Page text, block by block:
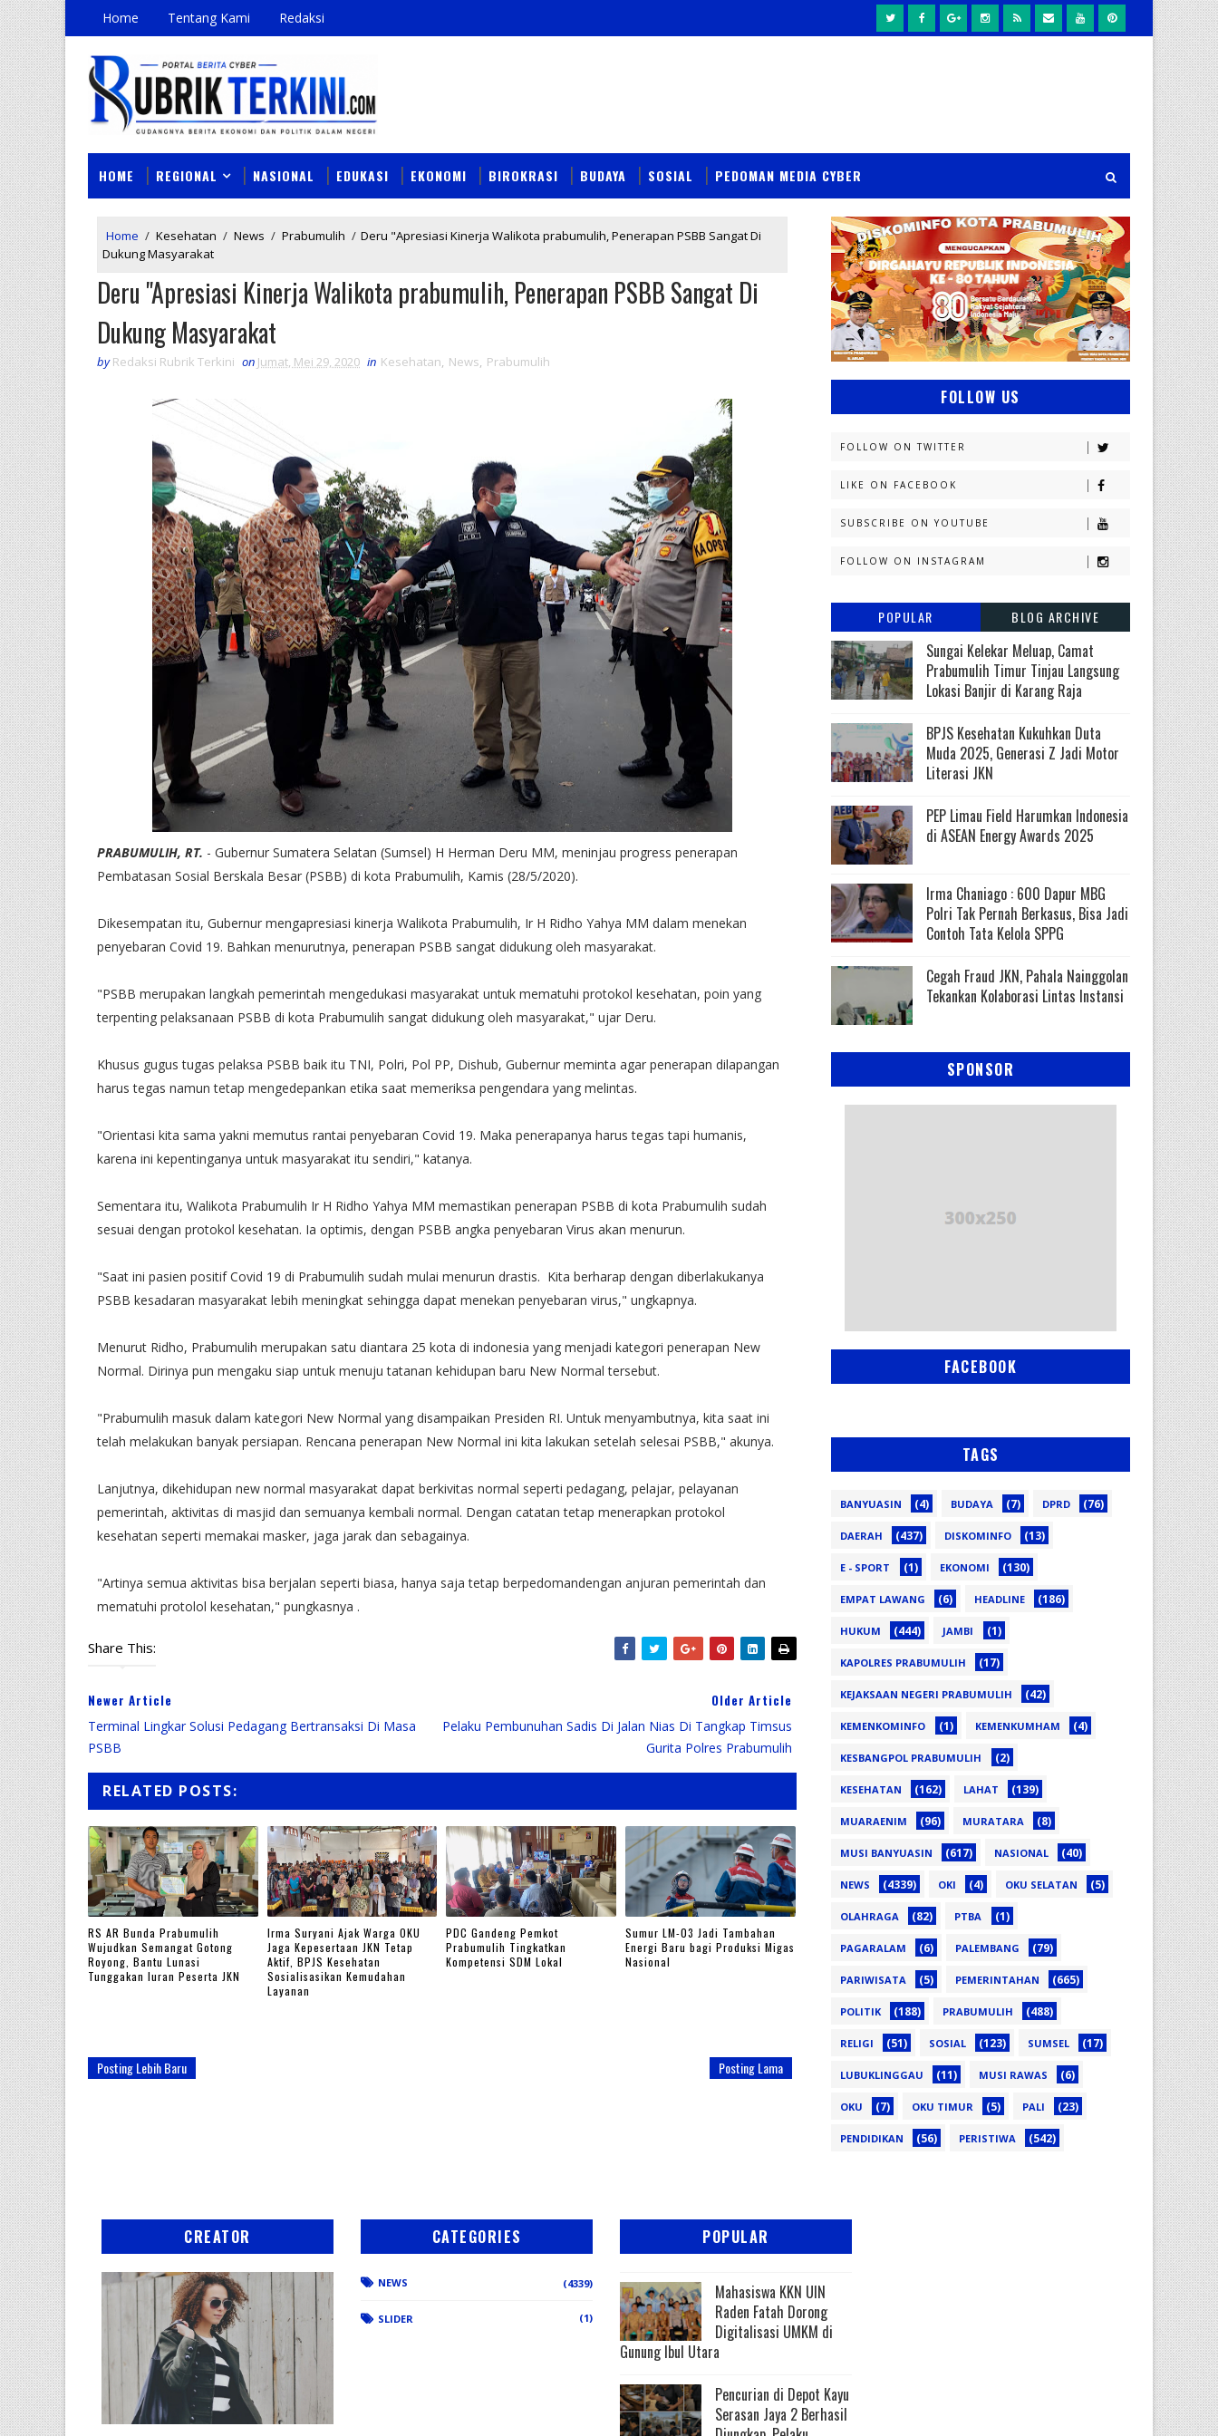
Home Tentang Kami Redaksi
HOME REGIONAL NASIONAL EDUKASI EKONOMI BIROKRASI BUDAYA SOSIAL PEDOMAN MEDIA CYBER
Home / Kesehatan / News / Prabumulih / Deru "Apresiasi Kinerja Walikota prabumulih, Penerapan PSBB Sangat Di
Dukung Masyarakat
Deru "Apresiasi Kinerja Walikota prabumulih, Penerapan PSBB Sangat Di
Dukung Masyarakat
by Redaksi Rubrik Terkini on Jumat, Mei 29, 2020 in Kesehatan, News, Prabumulih
PRABUMULIH, RT. - Gubernur Sumatera Selatan (Sumsel) H Herman Deru MM, meninjau progress penerapan
Pembatasan Sosial Berskala Besar (PSBB) di kota Prabumulih, Kamis (28/5/2020).
Dikesempatan itu, Gubernur mengapresiasi kinerja Walikota Prabumulih, Ir H Ridho Yahya MM dalam menekan
penyebaran Covid 19. Bahkan menurutnya, penerapan PSBB sangat didukung oleh masyarakat.
"PSBB merupakan langkah pemerintah mengedukasi masyarakat untuk mematuhi protokol kesehatan, poin yang
terpenting pelaksanaan PSBB di kota Prabumulih sangat didukung oleh masyarakat," ujar Deru.
Khusus gugus tugas pelaksa PSBB baik itu TNI, Polri, Pol PP, Dishub, Gubernur meminta agar penerapan dilapangan
harus tegas namun tetap mengedepankan etika saat memeriksa pengendara yang melintas.
"Orientasi kita sama yakni memutus rantai penyebaran Covid 19. Maka penerapanya harus tegas tapi humanis,
karena ini kepentinganya untuk masyarakat itu sendiri," katanya.
Sementara itu, Walikota Prabumulih Ir H Ridho Yahya MM memastikan penerapan PSBB di kota Prabumulih sudah
sesuai dengan protokol kesehatan. Ia optimis, dengan PSBB angka penyebaran Virus akan menurun.
"Saat ini pasien positif Covid 19 di Prabumulih sudah mulai menurun drastis. Kita berharap dengan diberlakukanya
PSBB kesadaran masyarakat lebih meningkat sehingga dapat menekan penyebaran virus," ungkapnya.
Menurut Ridho, Prabumulih merupakan satu diantara 25 kota di indonesia yang menjadi kategori penerapan New
Normal. Dirinya pun mengaku siap untuk menuju tatanan kehidupan baru New Normal tersebut.
"Prabumulih masuk dalam kategori New Normal yang disampaikan Presiden RI. Untuk menyambutnya, kita saat ini
telah melakukan banyak persiapan. Rencana penerapan New Normal ini kita lakukan setelah selesai PSBB," akunya.
Lanjutnya, dikehidupan new normal masyarakat dapat berkivitas normal seperti pedagang, pelajar, pelayanan
pemerintah, aktivitas di masjid dan semuanya kembali normal. Dengan catatan tetap menerapkan protokol
kesehatan seperti memakai masker, jaga jarak dan sebagainya.
"Artinya semua aktivitas bisa berjalan seperti biasa, hanya saja tetap berpedomandengan anjuran pemerintah dan
mematuhi protolol kesehatan," pungkasnya .
Share This:
Newer Article
Terminal Lingkar Solusi Pedagang Bertransaksi Di Masa
PSBB
Older Article
Pelaku Pembunuhan Sadis Di Jalan Nias Di Tangkap Timsus
Gurita Polres Prabumulih
RELATED POSTS:
RS AR Bunda Prabumulih
Wujudkan Semangat Gotong
Royong, Bantu Lunasi
Tunggakan Iuran Peserta JKN
Irma Suryani Ajak Warga OKU
Jaga Kepesertaan JKN Tetap
Aktif, BPJS Kesehatan
Sosialisasikan Kemudahan
Layanan
PDC Gandeng Pemkot
Prabumulih Tingkatkan
Kompetensi SDM Lokal
Sumur LM-03 Jadi Tambahan
Energi Baru bagi Produksi Migas
Nasional
Posting Lebih Baru Posting Lama
FOLLOW US
FOLLOW ON TWITTER
LIKE ON FACEBOOK
SUBSCRIBE ON YOUTUBE
FOLLOW ON INSTAGRAM
POPULAR BLOG ARCHIVE
Sungai Kelekar Meluap, Camat
Prabumulih Timur Tinjau Langsung
Lokasi Banjir di Karang Raja
BPJS Kesehatan Kukuhkan Duta
Muda 2025, Generasi Z Jadi Motor
Literasi JKN
PEP Limau Field Harumkan Indonesia
di ASEAN Energy Awards 2025
Irma Chaniago : 600 Dapur MBG
Polri Tak Pernah Berkasus, Bisa Jadi
Contoh Tata Kelola SPPG
Cegah Fraud JKN, Pahala Nainggolan
Tekankan Kolaborasi Lintas Instansi
SPONSOR
FACEBOOK
TAGS
BANYUASIN (4) BUDAYA (7) DPRD (76)
DAERAH (437) DISKOMINFO (13)
E - SPORT (1) EKONOMI (130)
EMPAT LAWANG (6) HEADLINE (186)
HUKUM (444) JAMBI (1)
KAPOLRES PRABUMULIH (17)
KEJAKSAAN NEGERI PRABUMULIH (42)
KEMENKOMINFO (1) KEMENKUMHAM (4)
KESBANGPOL PRABUMULIH (2)
KESEHATAN (162) LAHAT (139)
MUARAENIM (96) MURATARA (8)
MUSI BANYUASIN (617) NASIONAL (40)
NEWS (4339) OKI (4) OKU SELATAN (5)
OLAHRAGA (82) PTBA (1)
PAGARALAM (6) PALEMBANG (79)
PARIWISATA (5) PEMERINTAHAN (665)
POLITIK (188) PRABUMULIH (488)
RELIGI (51) SOSIAL (123) SUMSEL (17)
LUBUKLINGGAU (11) MUSI RAWAS (6)
OKU (7) OKU TIMUR (5) PALI (23)
PENDIDIKAN (56) PERISTIWA (542)
CREATOR CATEGORIES
NEWS (4339)
SLIDER (1)
POPULAR
Mahasiswa KKN UIN
Raden Fatah Dorong
Digitalisasi UMKM di
Gunung Ibul Utara
Pencurian di Depot Kayu
Serasan Jaya 2 Berhasil